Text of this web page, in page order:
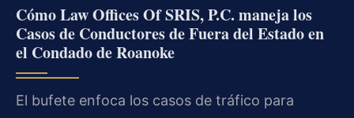
Cómo Law Offices Of SRIS, P.C. maneja los
Casos de Conductores de Fuera del Estado en
el Condado de Roanoke
El bufete enfoca los casos de tráfico para